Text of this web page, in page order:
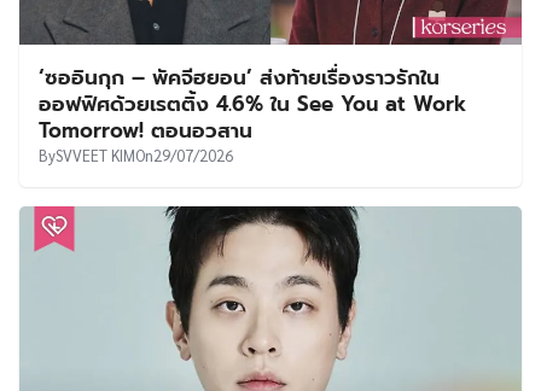
‘ซออินกุก – พัคจีฮยอน’ ส่งท้ายเรื่องราวรักใน
ออฟฟิศด้วยเรตติ้ง 4.6% ใน See You at Work
Tomorrow! ตอนอวสาน
BySVVEET KIMOn29/07/2026